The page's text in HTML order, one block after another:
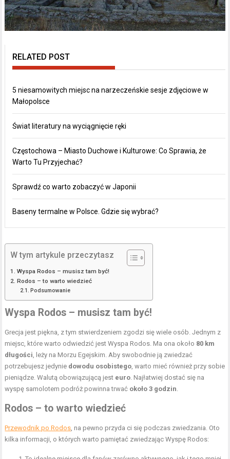
RELATED POST
5 niesamowitych miejsc na narzeczeńskie sesje zdjęciowe w
Małopolsce
Świat literatury na wyciągnięcie ręki
Częstochowa – Miasto Duchowe i Kulturowe: Co Sprawia, że
Warto Tu Przyjechać?
Sprawdź co warto zobaczyć w Japonii
Baseny termalne w Polsce. Gdzie się wybrać?
W tym artykule przeczytasz
Wyspa Rodos – musisz tam być!
Rodos – to warto wiedzieć
Podsumowanie
Wyspa Rodos – musisz tam być!
Grecja jest piękna, z tym stwierdzeniem zgodzi się wiele osób. Jednym z
miejsc, które warto odwiedzić jest Wyspa Rodos. Ma ona około 80 km
długości , leży na Morzu Egejskim. Aby swobodnie ją zwiedzać
potrzebujesz jedynie dowodu osobistego , warto mieć również przy sobie
pieniądze. Walutą obowiązującą jest euro . Najłatwiej dostać się na
wyspę samolotem podróż powinna trwać około 3 godzin
Rodos – to warto wiedzieć
Przewodnik po Rodos , na pewno przyda ci się podczas zwiedzania. Oto
kilka informacji, o których warto pamiętać zwiedzając Wyspę Rodos: